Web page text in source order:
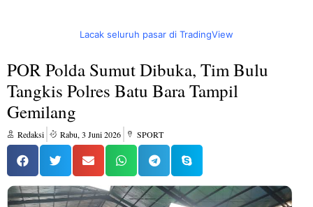
Lacak seluruh pasar di TradingView
POR Polda Sumut Dibuka, Tim Bulu
Tangkis Polres Batu Bara Tampil
Gemilang
Redaksi Rabu, 3 Juni 2026 SPORT